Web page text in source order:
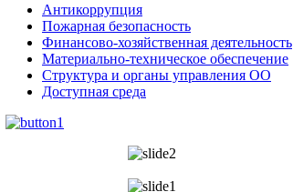
Антикоррупция
Пожарная безопасность
Финансово-хозяйственная деятельность
Материально-техническое обеспечение
Структура и органы управления ОО
Доступная среда